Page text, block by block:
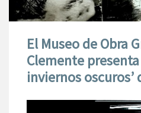
El Museo de Obra
Clemente
inviernos oscuros’